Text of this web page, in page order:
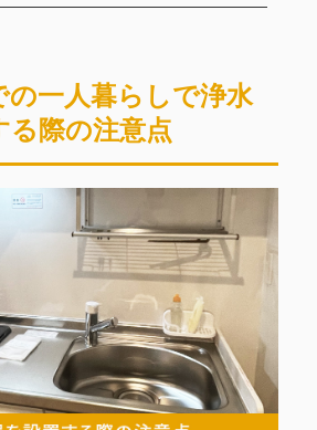
の一人暮らしで浄水
る際の注意点